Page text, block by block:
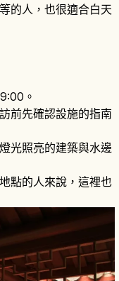
的人，也很適合白天
。
前先確認設施的指南
光照亮的建築與水邊
點的人來說，這裡也